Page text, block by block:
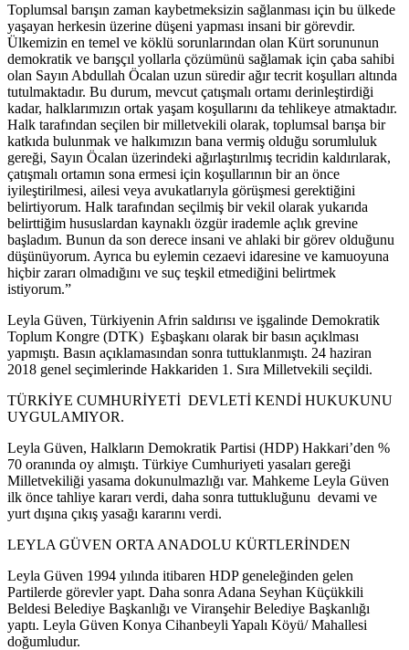
Toplumsal barışın zaman kaybetmeksizin sağlanması için bu ülkede
yaşayan herkesin üzerine düşeni yapması insani bir görevdir.
Ülkemizin en temel ve köklü sorunlarından olan Kürt sorununun
demokratik ve barışçıl yollarla çözümünü sağlamak için çaba sahibi
olan Sayın Abdullah Öcalan uzun süredir ağır tecrit koşulları altında
tutulmaktadır. Bu durum, mevcut çatışmalı ortamı derinleştirdiği
kadar, halklarımızın ortak yaşam koşullarını da tehlikeye atmaktadır.
Halk tarafından seçilen bir milletvekili olarak, toplumsal barışa bir
katkıda bulunmak ve halkımızın bana vermiş olduğu sorumluluk
gereği, Sayın Öcalan üzerindeki ağırlaştırılmış tecridin kaldırılarak,
çatışmalı ortamın sona ermesi için koşullarının bir an önce
iyileştirilmesi, ailesi veya avukatlarıyla görüşmesi gerektiğini
belirtiyorum. Halk tarafından seçilmiş bir vekil olarak yukarıda
belirttiğim hususlardan kaynaklı özgür irademle açlık grevine
başladım. Bunun da son derece insani ve ahlaki bir görev olduğunu
düşünüyorum. Ayrıca bu eylemin cezaevi idaresine ve kamuoyuna
hiçbir zararı olmadığını ve suç teşkil etmediğini belirtmek
istiyorum.”
Leyla Güven, Türkiyenin Afrin saldırısı ve işgalinde Demokratik
Toplum Kongre (DTK) Eşbaşkanı olarak bir basın açıklması
yapmıştı. Basın açıklamasından sonra tuttuklanmıştı. 24 haziran
2018 genel seçimlerinde Hakkariden 1. Sıra Milletvekili seçildi.
TÜRKİYE CUMHURİYETİ DEVLETİ KENDİ HUKUKUNU
UYGULAMIYOR.
Leyla Güven, Halkların Demokratik Partisi (HDP) Hakkari’den %
70 oranında oy almıştı. Türkiye Cumhuriyeti yasaları gereği
Milletvekiliği yasama dokunulmazlığı var. Mahkeme Leyla Güven
ilk önce tahliye kararı verdi, daha sonra tuttukluğunu devami ve
yurt dışına çıkış yasağı kararını verdi.
LEYLA GÜVEN ORTA ANADOLU KÜRTLERİNDEN
Leyla Güven 1994 yılında itibaren HDP geneleğinden gelen
Partilerde görevler yapt. Daha sonra Adana Seyhan Küçükkili
Beldesi Belediye Başkanlığı ve Viranşehir Belediye Başkanlığı
yaptı. Leyla Güven Konya Cihanbeyli Yapalı Köyü/ Mahallesi
doğumludur.